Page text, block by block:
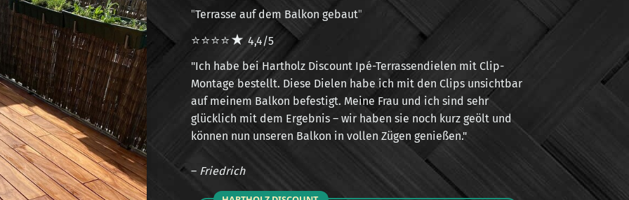
"Terrasse auf dem Balkon gebaut"
⭐⭐⭐⭐★ 4,4/5
"Ich habe bei Hartholz Discount Ipé-Terrassendielen mit Clip-
Montage bestellt. Diese Dielen habe ich mit den Clips unsichtbar
auf meinem Balkon befestigt. Meine Frau und ich sind sehr
glücklich mit dem Ergebnis – wir haben sie noch kurz geölt und
können nun unseren Balkon in vollen Zügen genießen."
– Friedrich